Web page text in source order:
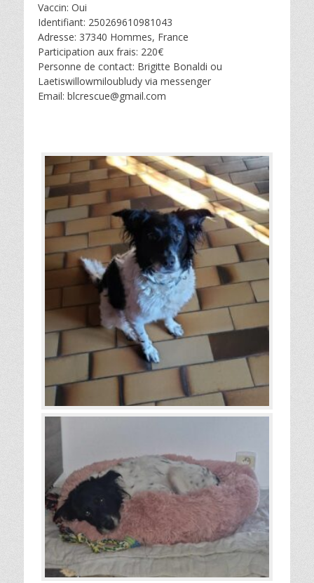
Vaccin: Oui
Identifiant: 250269610981043
Adresse: 37340 Hommes, France
Participation aux frais: 220€
Personne de contact: Brigitte Bonaldi ou
Laetiswillowmiloubludy via messenger
Email: blcrescue@gmail.com